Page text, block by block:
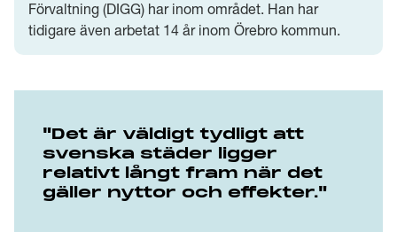
Förvaltning (DIGG) har inom området. Han har
tidigare även arbetat 14 år inom Örebro kommun.
"Det är väldigt tydligt att
svenska städer ligger
relativt långt fram när det
gäller nyttor och effekter."